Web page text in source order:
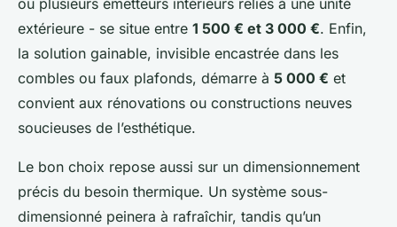
ou plusieurs émetteurs intérieurs reliés à une unité
extérieure - se situe entre 1 500 € et 3 000 €. Enfin,
la solution gainable, invisible encastrée dans les
combles ou faux plafonds, démarre à 5 000 € et
convient aux rénovations ou constructions neuves
soucieuses de l’esthétique.
Le bon choix repose aussi sur un dimensionnement
précis du besoin thermique. Un système sous-
dimensionné peinera à rafraîchir, tandis qu’un